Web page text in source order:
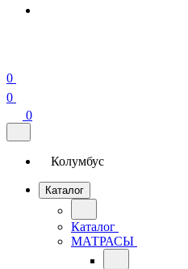
0
0
0
Колумбус
Каталог
Каталог
МАТРАСЫ